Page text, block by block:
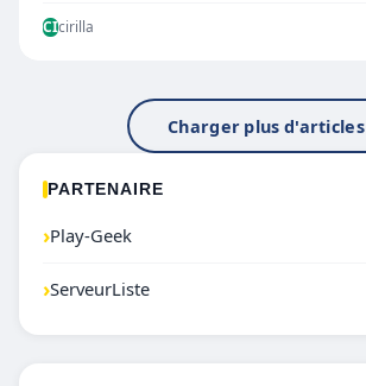
CIcirilla
Charger plus d'articles
PARTENAIRE
›Play-Geek
›ServeurListe